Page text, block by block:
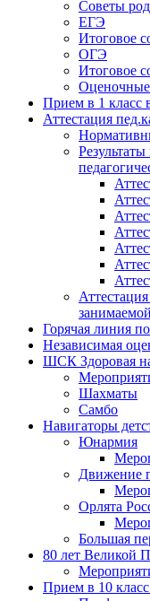
Советы
ЕГЭ
Итоговое
ОГЭ
Итоговое
Прием в 1 класс
Аттестация
Горячая линия
Независимая
ШСК Здоровая
Шахматы
Самбо
Навигаторы
Юнармия
Движение
Орлята
Большая
80 лет Великой
Прием в 10